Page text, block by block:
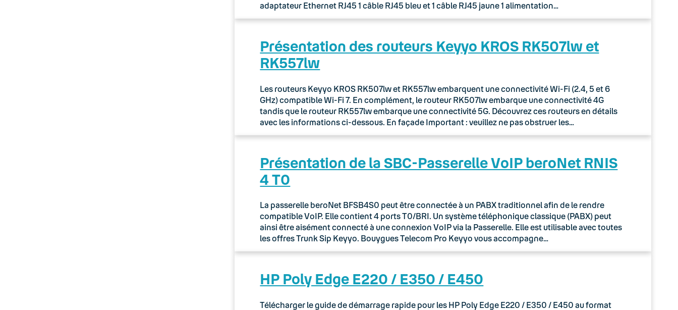
adaptateur Ethernet RJ45 1 câble RJ45 bleu et 1 câble RJ45 jaune 1 alimentation…
Présentation des routeurs Keyyo KROS RK507lw et
RK557lw
Les routeurs Keyyo KROS RK507lw et RK557lw embarquent une connectivité Wi-Fi (2.4, 5 et 6
GHz) compatible Wi-Fi 7. En complément, le routeur RK507lw embarque une connectivité 4G
tandis que le routeur RK557lw embarque une connectivité 5G. Découvrez ces routeurs en détails
avec les informations ci-dessous. En façade Important : veuillez ne pas obstruer les…
Présentation de la SBC-Passerelle VoIP beroNet RNIS
4 T0
La passerelle beroNet BFSB4S0 peut être connectée à un PABX traditionnel afin de le rendre
compatible VoIP. Elle contient 4 ports T0/BRI. Un système téléphonique classique (PABX) peut
ainsi être aisément connecté à une connexion VoIP via la Passerelle. Elle est utilisable avec toutes
les offres Trunk Sip Keyyo. Bouygues Telecom Pro Keyyo vous accompagne…
HP Poly Edge E220 / E350 / E450
Télécharger le guide de démarrage rapide pour les HP Poly Edge E220 / E350 / E450 au format